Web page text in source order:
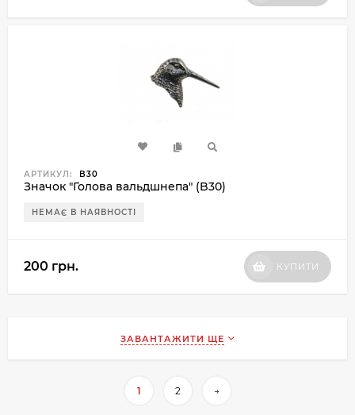
АРТИКУЛ: B30
Значок "Голова вальдшнепа" (B30)
НЕМАЄ В НАЯВНОСТІ
200 грн. КУПИТИ
ЗАВАНТАЖИТИ ЩЕ
1 2 →